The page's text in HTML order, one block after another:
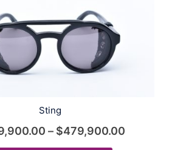
Sting
– $479,900.00